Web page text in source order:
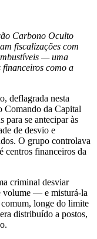
Carbono Oculto
fiscalizações com
— uma
como a
deflagrada nesta
Comando da Capital
para se antecipar às
de desvio e
O grupo controlava
centros financeiros da
criminal desviar
volume — e misturá-la
longe do limite
distribuído a postos,